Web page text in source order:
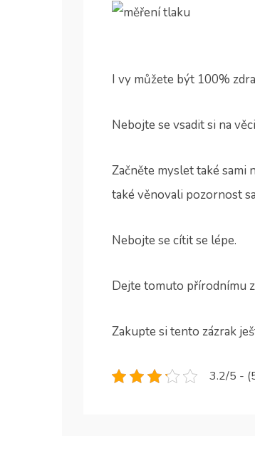
I vy můžete být 100%
Nebojte se vsadit si na
Začněte myslet také sami
také věnovali pozornost
Nebojte se cítit se lépe.
Dejte tomuto přírodnímu
Zakupte si tento zázrak
3.2/5 -